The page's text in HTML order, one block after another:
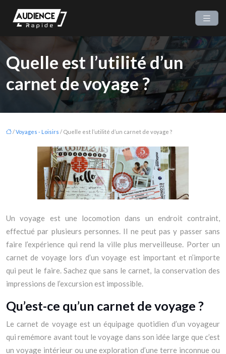
Quelle est l’utilité d’un
carnet de voyage ?
/Voyages - Loisirs / Quelle est l’utilité d’un carnet de voyage ?
Un voyage est une locomotion dans un endroit contraint,
effectué par plusieurs personnes. Il ne peut pas y passer sans
faire l’expérience qui rend la ville plus merveilleuse. Porter un
carnet de voyage lors d’un voyage est important et n’importe
qui peut le faire. Sachez que sans le carnet, la conservation des
impressions de l’excursion est impossible.
Qu’est-ce qu’un carnet de voyage ?
Le carnet de voyage est un équipage quotidien d’un voyageur
qui remémore avant tout le voyage dans son idée large que c’est
un voyage intérieur ou une exploration d’une terre inconnue ou